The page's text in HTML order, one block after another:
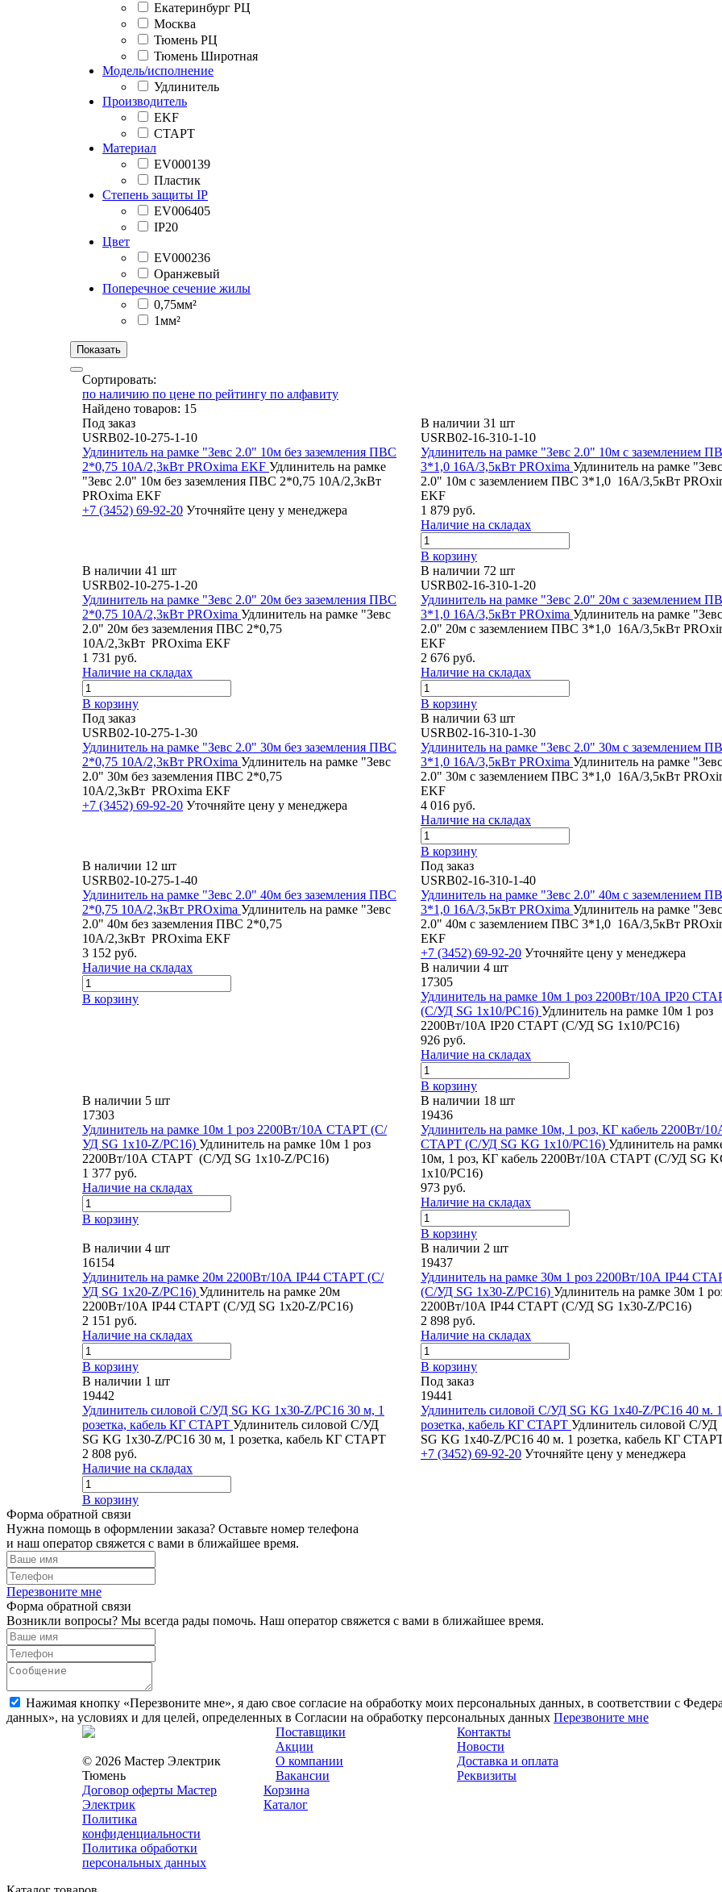
Екатеринбург РЦ
Москва
Тюмень РЦ
Тюмень Широтная
Модель/исполнение
Удлинитель
Производитель
EKF
СТАРТ
Материал
EV000139
Пластик
Степень защиты IP
EV006405
IP20
Цвет
EV000236
Оранжевый
Поперечное сечение жилы
0,75мм²
1мм²
Сортировать:
по наличию по цене по рейтингу по алфавиту
Найдено товаров: 15
Под заказ
USRB02-10-275-1-10
Удлинитель на рамке "Зевс 2.0" 10м без заземления ПВС
2*0,75 10А/2,3кВт PROxima EKF Удлинитель на рамке
"Зевс 2.0" 10м без заземления ПВС 2*0,75 10А/2,3кВт
PROxima EKF
+7 (3452) 69-92-20 Уточняйте цену у менеджера
В наличии 31 шт
USRB02-16-310-1-10
Удлинитель на рамке "Зевс 2.0" 10м с заземлением
3*1,0 16А/3,5кВт PROxima Удлинитель на рамке "Зевс
2.0" 10м с заземлением ПВС 3*1,0 16А/3,5кВт
EKF
1 879 руб.
Наличие на складах
В корзину
В наличии 41 шт
USRB02-10-275-1-20
Удлинитель на рамке "Зевс 2.0" 20м без заземления ПВС
2*0,75 10А/2,3кВт PROxima Удлинитель на рамке "Зевс
2.0" 20м без заземления ПВС 2*0,75
10А/2,3кВт PROxima EKF
1 731 руб.
Наличие на складах
В корзину
В наличии 72 шт
USRB02-16-310-1-20
Удлинитель на рамке "Зевс 2.0" 20м с заземлением
3*1,0 16А/3,5кВт PROxima Удлинитель на рамке "Зевс
2.0" 20м с заземлением ПВС 3*1,0 16А/3,5кВт
EKF
2 676 руб.
Наличие на складах
В корзину
Под заказ
USRB02-10-275-1-30
Удлинитель на рамке "Зевс 2.0" 30м без заземления ПВС
2*0,75 10А/2,3кВт PROxima Удлинитель на рамке "Зевс
2.0" 30м без заземления ПВС 2*0,75
10А/2,3кВт PROxima EKF
+7 (3452) 69-92-20 Уточняйте цену у менеджера
В наличии 63 шт
USRB02-16-310-1-30
Удлинитель на рамке "Зевс 2.0" 30м с заземлением
3*1,0 16А/3,5кВт PROxima Удлинитель на рамке "Зевс
2.0" 30м с заземлением ПВС 3*1,0 16А/3,5кВт
EKF
4 016 руб.
Наличие на складах
В корзину
В наличии 12 шт
USRB02-10-275-1-40
Удлинитель на рамке "Зевс 2.0" 40м без заземления ПВС
2*0,75 10А/2,3кВт PROxima Удлинитель на рамке "Зевс
2.0" 40м без заземления ПВС 2*0,75
10А/2,3кВт PROxima EKF
3 152 руб.
Наличие на складах
В корзину
Под заказ
USRB02-16-310-1-40
Удлинитель на рамке "Зевс 2.0" 40м с заземлением
3*1,0 16А/3,5кВт PROxima Удлинитель на рамке "Зевс
2.0" 40м с заземлением ПВС 3*1,0 16А/3,5кВт
EKF
+7 (3452) 69-92-20 Уточняйте цену у менеджера
В наличии 4 шт
17305
Удлинитель на рамке 10м 1 роз 2200Вт/10А IP20
(С/УД SG 1х10/РС16) Удлинитель на рамке 10м 1 роз
2200Вт/10А IP20 СТАРТ (С/УД SG 1х10/РС16)
926 руб.
Наличие на складах
В корзину
В наличии 5 шт
17303
Удлинитель на рамке 10м 1 роз 2200Вт/10А СТАРТ (С/
УД SG 1х10-Z/РС16) Удлинитель на рамке 10м 1 роз
2200Вт/10А СТАРТ (С/УД SG 1х10-Z/РС16)
1 377 руб.
Наличие на складах
В корзину
В наличии 18 шт
19436
Удлинитель на рамке 10м, 1 роз, КГ кабель 2200Вт/
СТАРТ (С/УД SG KG 1х10/РС16) Удлинитель на
10м, 1 роз, КГ кабель 2200Вт/10А СТАРТ (С/УД SG
1х10/РС16)
973 руб.
Наличие на складах
В корзину
В наличии 4 шт
16154
Удлинитель на рамке 20м 2200Вт/10А IP44 СТАРТ (С/
УД SG 1х20-Z/РС16) Удлинитель на рамке 20м
2200Вт/10А IP44 СТАРТ (С/УД SG 1х20-Z/РС16)
2 151 руб.
Наличие на складах
В корзину
В наличии 2 шт
19437
Удлинитель на рамке 30м 1 роз 2200Вт/10А IP44
(С/УД SG 1х30-Z/РС16) Удлинитель на рамке 30м 1
2200Вт/10А IP44 СТАРТ (С/УД SG 1х30-Z/РС16)
2 898 руб.
Наличие на складах
В корзину
В наличии 1 шт
19442
Удлинитель силовой С/УД SG KG 1х30-Z/РС16 30 м, 1
розетка, кабель КГ СТАРТ Удлинитель силовой С/УД
SG KG 1х30-Z/РС16 30 м, 1 розетка, кабель КГ СТАРТ
2 808 руб.
Наличие на складах
В корзину
Под заказ
19441
Удлинитель силовой С/УД SG KG 1х40-Z/РС16 40 м. 1
розетка, кабель КГ СТАРТ Удлинитель силовой С/УД
SG KG 1х40-Z/РС16 40 м. 1 розетка, кабель КГ
+7 (3452) 69-92-20 Уточняйте цену у менеджера
Форма обратной связи
Нужна помощь в оформлении заказа? Оставьте номер телефона
и наш оператор свяжется с вами в ближайшее время.
Перезвоните мне
Форма обратной связи
Возникли вопросы? Мы всегда рады помочь. Наш оператор свяжется с вами в ближайшее время.
Нажимая кнопку «Перезвоните мне», я даю свое согласие на обработку моих персональных данных, в соответствии с
данных», на условиях и для целей, определенных в Согласии на обработку персональных данных Перезвоните мне
© 2026 Мастер Электрик
Тюмень
Договор оферты Мастер
Электрик
Политика
конфиденциальности
Политика обработки
персональных данных
Поставщики
Контакты
Акции
Новости
О компании
Доставка и оплата
Вакансии
Реквизиты
Корзина
Каталог